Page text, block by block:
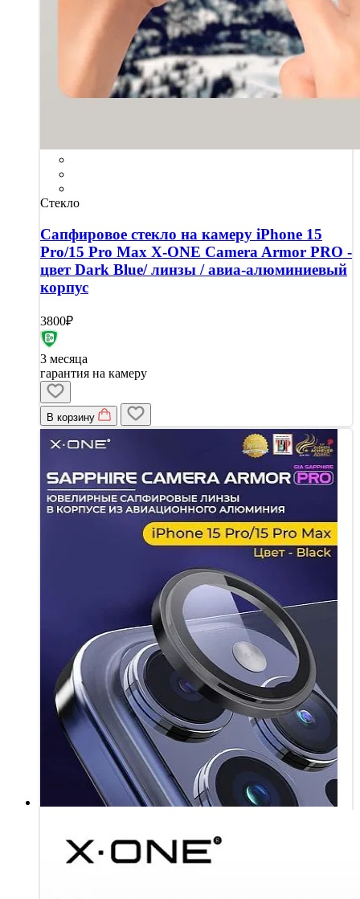
Стекло
Сапфировое стекло на камеру iPhone 15
Pro/15 Pro Max X-ONE Camera Armor PRO -
цвет Dark Blue/ линзы / авиа-алюминиевый
корпус
3800₽
3 месяца
гарантия на камеру
В корзину